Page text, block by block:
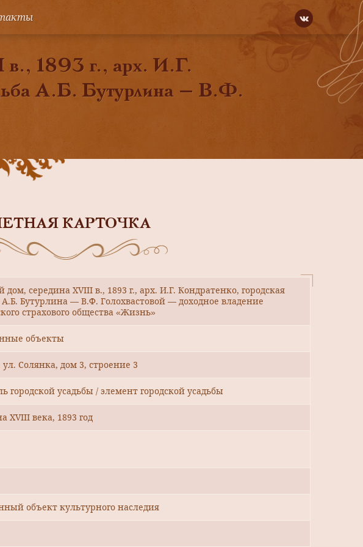
в., 1893 г., арх. И.Г.
А.Б. Бутурлина — В.Ф.
КАРТОЧКА
дом, середина XVIII в., 1893 г., арх. И.Г. Кондратенко, городская
А.Б. Бутурлина — В.Ф. Голохвастовой — доходное владение
страхового общества «Жизнь»
объекты
Солянка, дом 3, строение 3
городской усадьбы / элемент городской усадьбы
XVIII века, 1893 год
объект культурного наследия